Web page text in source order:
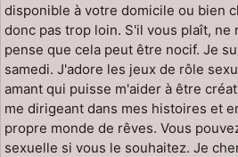
disponible à votre domicile ou bien
donc pas trop loin. S'il vous plaît, ne
pense que cela peut être nocif. Je
samedi. J'adore les jeux de rôle
amant qui puisse m'aider à être
me dirigeant dans mes histoires et
propre monde de rêves. Vous
sexuelle si vous le souhaitez. Je